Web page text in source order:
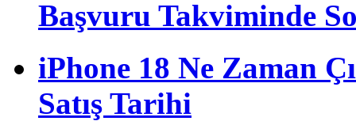
Başvuru Takviminde
iPhone 18 Ne Zaman
Satış Tarihi